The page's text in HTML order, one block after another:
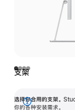
支架
选择你合用的支架。
你的各种安装需求。
展